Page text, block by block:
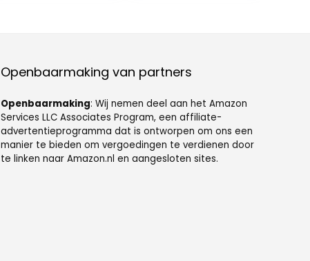
Openbaarmaking van partners
Openbaarmaking: Wij nemen deel aan het Amazon
Services LLC Associates Program, een affiliate-
advertentieprogramma dat is ontworpen om ons een
manier te bieden om vergoedingen te verdienen door
te linken naar Amazon.nl en aangesloten sites.